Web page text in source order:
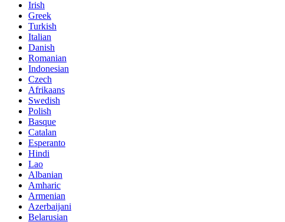
Irish
Greek
Turkish
Italian
Danish
Romanian
Indonesian
Czech
Afrikaans
Swedish
Polish
Basque
Catalan
Esperanto
Hindi
Lao
Albanian
Amharic
Armenian
Azerbaijani
Belarusian